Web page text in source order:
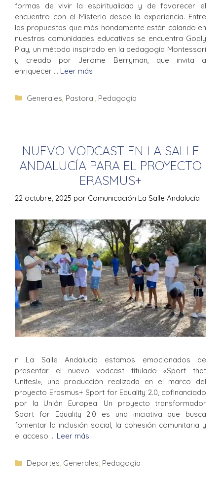
formas de vivir la espiritualidad y de favorecer el
encuentro con el Misterio desde la experiencia. Entre
las propuestas que más hondamente están calando en
nuestras comunidades educativas se encuentra Godly
Play, un método inspirado en la pedagogía Montessori
y creado por Jerome Berryman, que invita a
enriquecer … Leer más
Generales Pastoral Pedagogía
NUEVO VODCAST EN LA SALLE
ANDALUCÍA PARA EL PROYECTO
ERASMUS+
22 octubre, 2025 por Comunicación La Salle Andalucía
n La Salle Andalucía estamos emocionados de
presentar el nuevo vodcast titulado «Sport that
Unites!», una producción realizada en el marco del
proyecto Erasmus+ Sport for Equality 2.0, cofinanciado
por la Unión Europea. Un proyecto transformador
Sport for Equality 2.0 es una iniciativa que busca
fomentar la inclusión social, la cohesión comunitaria y
el acceso … Leer más
Deportes, Generales, Pedagogía